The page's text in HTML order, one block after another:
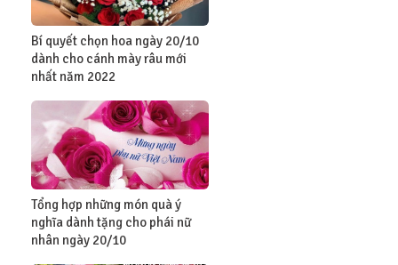
Bí quyết chọn hoa ngày 20/10
dành cho cánh mày râu mới
nhất năm 2022
Tổng hợp những món quà ý
nghĩa dành tặng cho phái nữ
nhân ngày 20/10